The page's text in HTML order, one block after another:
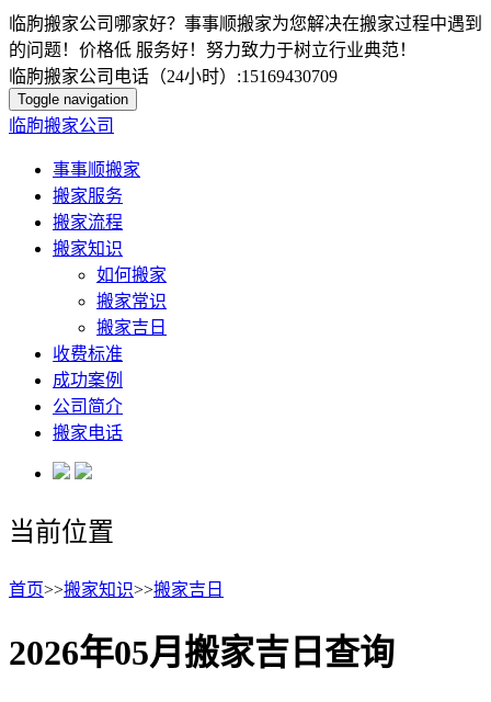
临朐搬家公司哪家好？事事顺搬家为您解决在搬家过程中遇到
的问题！价格低 服务好！努力致力于树立行业典范！
临朐搬家公司电话（24小时）:15169430709
Toggle navigation
临朐搬家公司
事事顺搬家
搬家服务
搬家流程
搬家知识
如何搬家
搬家常识
搬家吉日
收费标准
成功案例
公司简介
搬家电话
当前位置
首页>>搬家知识>>搬家吉日
2026年05月搬家吉日查询